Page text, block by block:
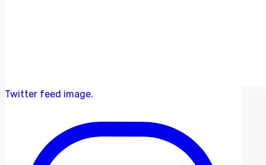
Twitter feed image.